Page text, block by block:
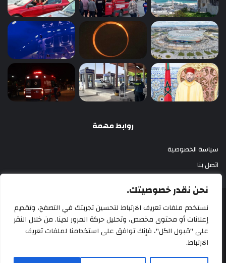
نحن نقدر خصوصيتك.
نستخدم ملفات تعريف الارتباط لتحسين تجربتك في التصفح، وتقديم
إعلانات أو محتوى مخصص، وتحليل حركة المرور لدينا. من خلال النقر
على "قبول الكل"، فإنك توافق على استخدامنا لملفات تعريف
الارتباط.
روابط مهمة
سياسة الخصوصية
اتصل بنا
أزري بريس 2025
سياسة الخصوصية اتصل بنا